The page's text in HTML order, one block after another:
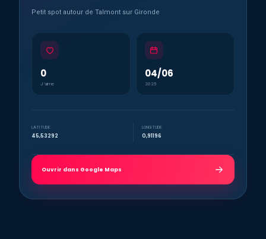
Petit spot autour de Talmont sur Gironde
0
J’aime
04/06
2025
LATITUDE
45,53292
LONGITUDE
0,91196
Ouvrir dans Google Maps